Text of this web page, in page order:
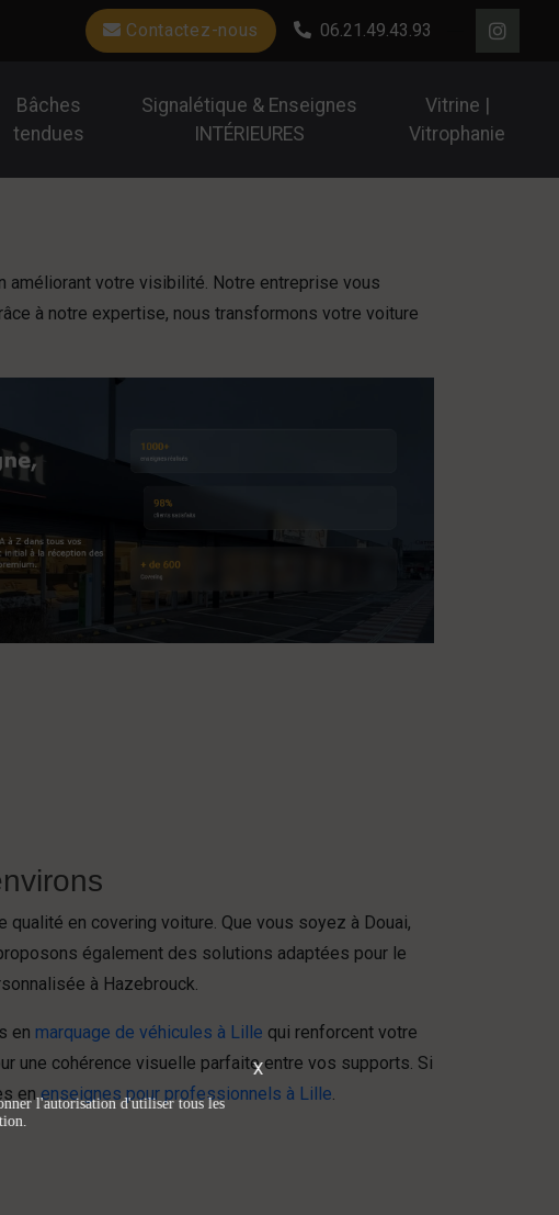
Contactez-nous 06.21.49.43.93
Bâches
tendues
Signalétique & Enseignes
INTÉRIEURES
Vitrine |
Vitrophanie
améliorant votre visibilité. Notre entreprise vous
à notre expertise, nous transformons votre voiture
en covering voiture. Que vous soyez à Douai,
également des solutions adaptées pour le
à Hazebrouck.
en marquage de véhicules à Lille qui renforcent votre
une cohérence visuelle parfaite entre vos supports. Si
enenseignes pour professionnels à Lille.
X
l'autorisation d'utiliser tous les